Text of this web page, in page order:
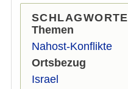
SCHLAGWORTE
Themen
Nahost-Konflikte
Ortsbezug
Israel